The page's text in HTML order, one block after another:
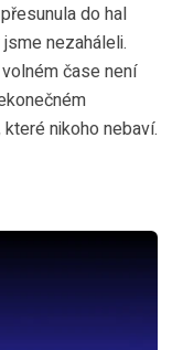
do hal
nezaháleli.
čase není
nikoho nebaví.